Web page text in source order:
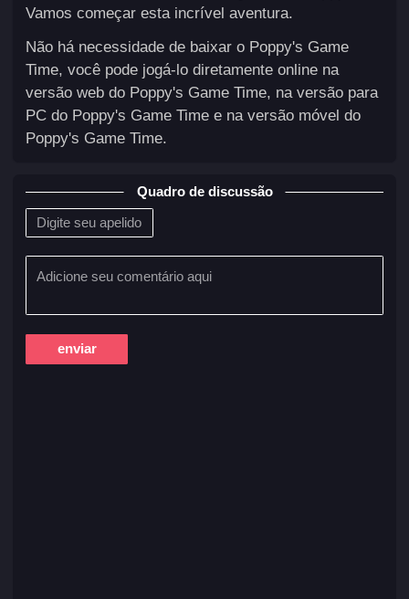
Vamos começar esta incrível aventura.
Não há necessidade de baixar o Poppy's Game
Time, você pode jogá-lo diretamente online na
versão web do Poppy's Game Time, na versão para
PC do Poppy's Game Time e na versão móvel do
Poppy's Game Time.
Quadro de discussão
enviar